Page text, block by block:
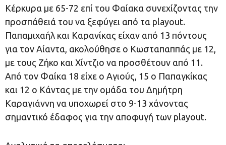
Κέρκυρα με 65-72 επί του Φαίακα συνεχίζοντας την
προσπάθειά του να ξεφύγει από τα playout.
Παπαμιχαήλ και Καρανίκας είχαν από 13 πόντους
για τον Αίαντα, ακολούθησε ο Κωσταπαππάς με 12,
με τους Ζήκο και Χίντζιο να προσθέτουν από 11.
Από τον Φαίκα 18 είχε ο Αγιούς, 15 ο Παπαγκίκας
και 12 ο Κάντας με την ομάδα του Δημήτρη
Καραγιάννη να υποχωρεί στο 9-13 χάνοντας
σημαντικό έδαφος για την αποφυγή των playout.